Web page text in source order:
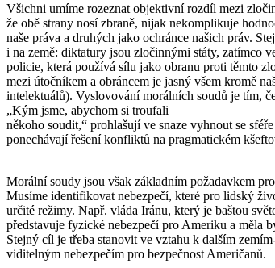
Všichni umíme rozeznat objektivní rozdíl mezi
že obě strany nosí zbraně, nijak nekomplikuje
naše práva a druhých jako ochránce našich práv.
i na země: diktatury jsou zločinnými státy, zatímco
policie, která používá sílu jako obranu proti těmto
mezi útočníkem a obráncem je jasný všem kromě
intelektuálů). Vyslovování morálních soudů je tím,
„Kým jsme, abychom si troufali
někoho soudit,“ prohlašují ve snaze vyhnout se
ponechávají řešení konfliktů na pragmatickém
Morální soudy jsou však základním požadavkem
Musíme identifikovat nebezpečí, které pro lidský
určité režimy. Např. vláda Iránu, který je baštou
představuje fyzické nebezpečí pro Ameriku a měla
Stejný cíl je třeba stanovit ve vztahu k dalším
viditelným nebezpečím pro bezpečnost Američanů.